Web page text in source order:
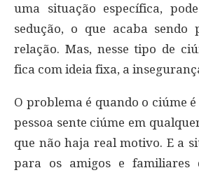
uma situação específica,
sedução, o que acaba sendo
relação. Mas, nesse tipo de
fica com ideia fixa, a
O problema é quando o ciúme
pessoa sente ciúme em
que não haja real motivo. E a
para os amigos e familiares